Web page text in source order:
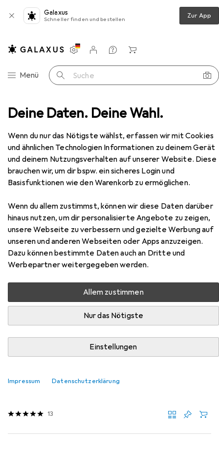
Deine Daten. Deine Wahl.
Wenn du nur das Nötigste wählst, erfassen wir mit Cookies
und ähnlichen Technologien Informationen zu deinem Gerät
und deinem Nutzungsverhalten auf unserer Website. Diese
brauchen wir, um dir bspw. ein sicheres Login und
Basisfunktionen wie den Warenkorb zu ermöglichen.
Wenn du allem zustimmst, können wir diese Daten darüber
hinaus nutzen, um dir personalisierte Angebote zu zeigen,
unsere Webseite zu verbessern und gezielte Werbung auf
unseren und anderen Webseiten oder Apps anzuzeigen.
Dazu können bestimmte Daten auch an Dritte und
Werbepartner weitergegeben werden.
Allem zustimmen
Nur das Nötigste
Einstellungen
Impressum Datenschutzerklärung
Galaxus
Schneller finden und bestellen Zur App
Navigation nach Kategorien
Menü Suche
Einstellungen
Kundenkonto
Vergleichslisten
Merklisten
Warenkorb
+ Bohren Bits Mannesmann Schraubund Bitsatz
EUR
19,12
MannesmannSchraubund Bitsatz
Sechskant (hexagonal)
Zubehör für Mannesmann
Schraubund Bitsatz
Mannesmann Schraubund Bitsatz aus der Kategorie Bits.
Relevanz
Toolcraft
Bit-Verlängerung
13